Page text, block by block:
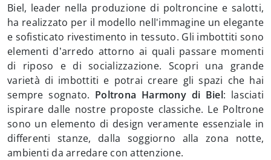
Biel, leader nella produzione di poltroncine e salotti,
ha realizzato per il modello nell'immagine un elegante
e sofisticato rivestimento in tessuto. Gli imbottiti sono
elementi d’arredo attorno ai quali passare momenti
di riposo e di socializzazione. Scopri una grande
varietà di imbottiti e potrai creare gli spazi che hai
sempre sognato. Poltrona Harmony di Biel: lasciati
ispirare dalle nostre proposte classiche. Le Poltrone
sono un elemento di design veramente essenziale in
differenti stanze, dalla soggiorno alla zona notte,
ambienti da arredare con attenzione.